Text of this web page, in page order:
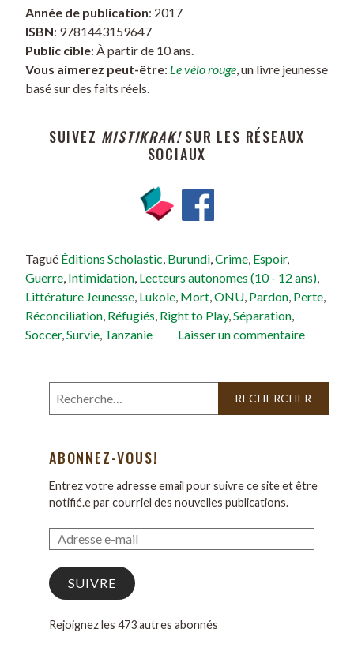
Année de publication: 2017
ISBN: 9781443159647
Public cible: À partir de 10 ans.
Vous aimerez peut-être: Le vélo rouge, un livre jeunesse
basé sur des faits réels.
SUIVEZ MISTIKRAK!SUR LES RÉSEAUX
SOCIAUX
Tagué Éditions Scholastic, Burundi,Crime, Espoir,
Guerre, Intimidation, Lecteurs autonomes (10 - 12 ans),
Littérature Jeunesse, Lukole, Mort,ONU, Pardon, Perte,
Réconciliation, Réfugiés, Right to Play,Séparation,
Soccer,Survie, Tanzanie Laisser un commentaire
ABONNEZ-VOUS!
Entrez votre adresse email pour suivre ce site et être
notifié.e par courriel des nouvelles publications.
SUIVRE
Rejoignez les 473 autres abonnés